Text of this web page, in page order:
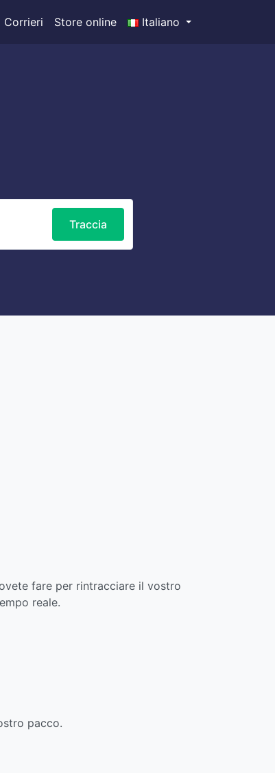
Corrieri Store online Italiano
Traccia
fare per rintracciare il vostro
reale.
pacco.